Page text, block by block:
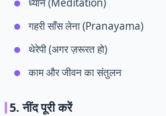
गहरी साँस लेना (Pranayama)
थेरेपी (अगर ज़रूरत हो)
काम और जीवन का संतुलन
5. नींद पूरी करें